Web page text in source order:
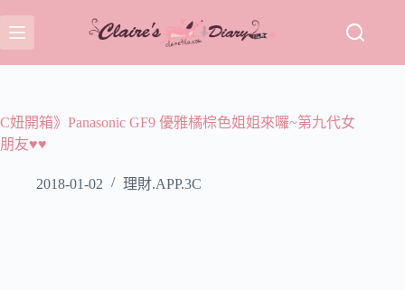
至
主
容
C妞開箱》Panasonic GF9 優雅橘棕色姐姐來囉~第九代女
朋友♥♥
2018-01-02 理財.APP.3C